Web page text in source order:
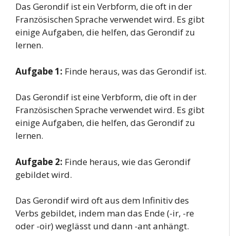
Das Gerondif ist ein Verbform, die oft in der
Französischen Sprache verwendet wird. Es gibt
einige Aufgaben, die helfen, das Gerondif zu
lernen.
Aufgabe 1: Finde heraus, was das Gerondif ist.
Das Gerondif ist eine Verbform, die oft in der
Französischen Sprache verwendet wird. Es gibt
einige Aufgaben, die helfen, das Gerondif zu
lernen.
Aufgabe 2: Finde heraus, wie das Gerondif
gebildet wird.
Das Gerondif wird oft aus dem Infinitiv des
Verbs gebildet, indem man das Ende (-ir, -re
oder -oir) weglässt und dann -ant anhängt.